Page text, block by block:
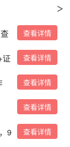
查看详情
证 查看详情
查看详情
查看详情
9 查看详情